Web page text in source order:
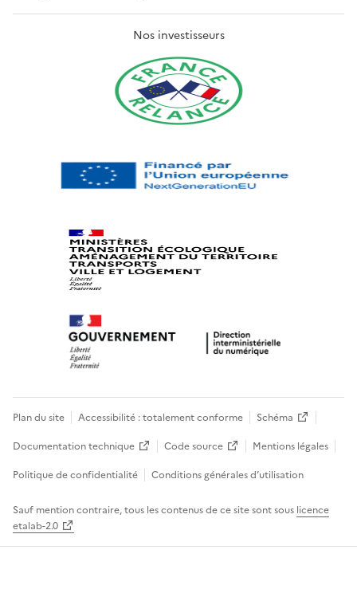
Nos investisseurs
Plan du site Accessibilité : totalement conforme
Schéma
Documentation technique
Code source
Mentions légales
Politique de confidentialité
Conditions générales d’utilisation
Sauf mention contraire, tous les contenus de ce site sont sous licence
etalab-2.0